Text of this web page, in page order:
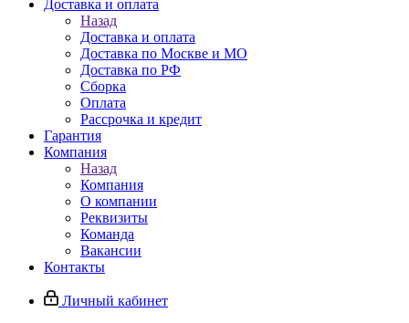
Доставка и оплата
Назад
Доставка и оплата
Доставка по Москве и МО
Доставка по РФ
Сборка
Оплата
Рассрочка и кредит
Гарантия
Компания
Назад
Компания
О компании
Реквизиты
Команда
Вакансии
Контакты
Личный кабинет